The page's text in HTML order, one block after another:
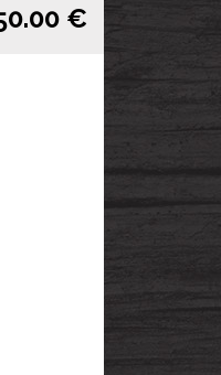
€